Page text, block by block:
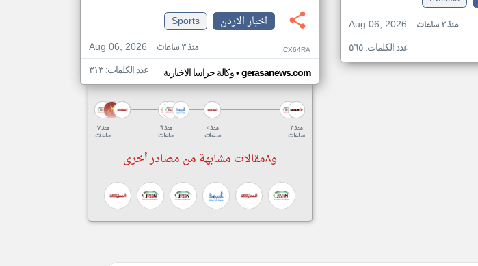
Aug 06, 2026
منذ ٣ ساعات
عدد الكلمات: ٥٦٥
اخبار الاردن
Sports
Aug 06, 2026
منذ ٣ ساعات CX64RA
وكالة جراسا الاخبارية• gerasanews.com عدد الكلمات: ٣١٣
منذ ٧
ساعات
منذ ٦
ساعات
منذ ٥
ساعات
منذ ٣
ساعات
و٨مقالات مشابهة من مصادر أخرى